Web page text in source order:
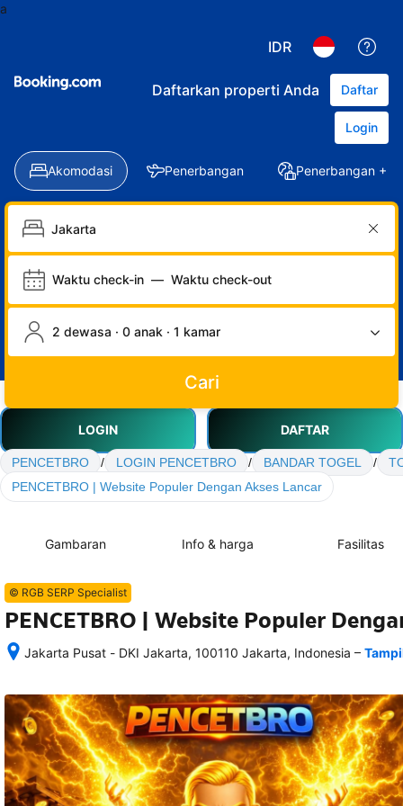
a
IDR
Daftarkan properti Anda Daftar
Login
Akomodasi Penerbangan Penerbangan +
Waktu check-in — Waktu check-out
2 dewasa · 0 anak · 1 kamar
Cari
LOGIN DAFTAR
PENCETBRO / LOGIN PENCETBRO / BANDAR TOGEL /
PENCETBRO | Website Populer Dengan Akses Lancar
Gambaran Info & harga Fasilitas
© RGB SERP Specialist
PENCETBRO | Website Populer
Jakarta Pusat - DKI Jakarta, 100110 Jakarta, Indonesia
semua
rincian
akomodasi
termasuk
nomor
telepon
–